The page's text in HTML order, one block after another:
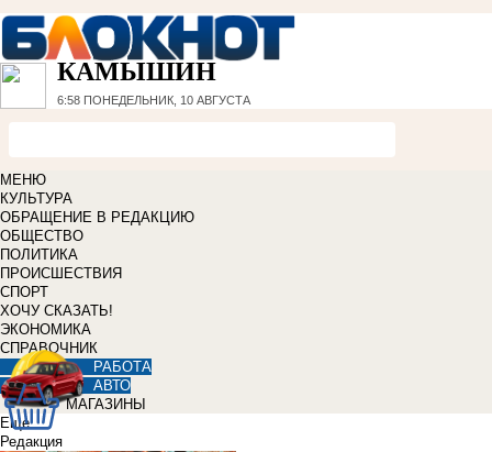
КАМЫШИН
6:58 ПОНЕДЕЛЬНИК, 10 АВГУСТА
МЕНЮ
КУЛЬТУРА
ОБРАЩЕНИЕ В РЕДАКЦИЮ
ОБЩЕСТВО
ПОЛИТИКА
ПРОИСШЕСТВИЯ
СПОРТ
ХОЧУ СКАЗАТЬ!
ЭКОНОМИКА
СПРАВОЧНИК
РАБОТА
АВТО
МАГАЗИНЫ
Еще
Редакция